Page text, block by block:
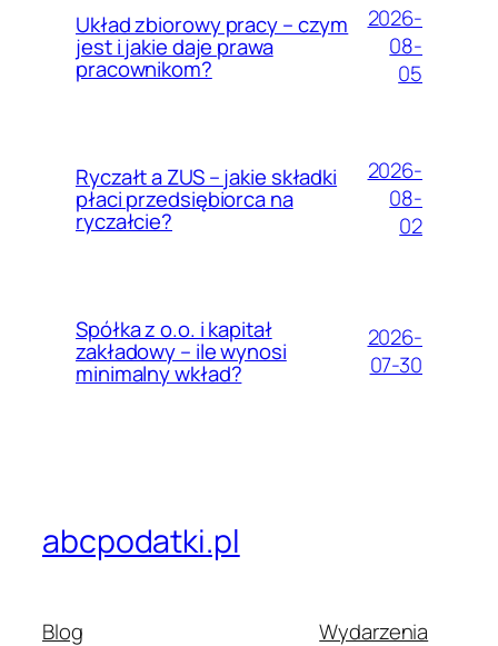
Układ zbiorowy pracy – czym
jest i jakie daje prawa
pracownikom?
2026-
08-
05
Ryczałt a ZUS – jakie składki
płaci przedsiębiorca na
ryczałcie?
2026-
08-
02
Spółka z o.o. i kapitał
zakładowy – ile wynosi
minimalny wkład?
2026-
07-30
abcpodatki.pl
Blog
Wydarzenia